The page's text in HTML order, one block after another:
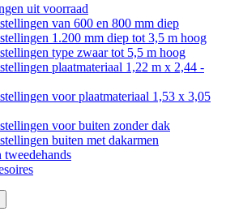
uit voorraad
van 600 en 800 mm diep
1.200 mm diep tot 3,5 m hoog
type zwaar tot 5,5 m hoog
plaatmateriaal 1,22 m x 2,44 -
voor plaatmateriaal 1,53 x 3,05
voor buiten zonder dak
buiten met dakarmen
tweedehands